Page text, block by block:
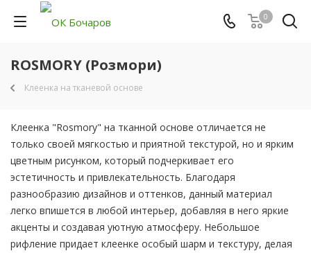
0
ROSMORY (Розмори)
Клеенка на тканевой основе
Клеенка "Rosmory" на тканной основе отличается не
только своей мягкостью и приятной текстурой, но и ярким
цветным рисунком, который подчеркивает его
эстетичность и привлекательность. Благодаря
разнообразию дизайнов и оттенков, данный материал
легко впишется в любой интерьер, добавляя в него яркие
акценты и создавая уютную атмосферу. Небольшое
рифление придает клеенке особый шарм и текстуру, делая